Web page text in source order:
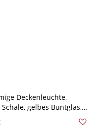
Deckenleuchte,
Schale, gelbes Buntglas,
10″ B